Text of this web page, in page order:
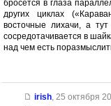
бросется в глаза
других циклах
восточные лихачи, а
сосредотачивается в
над чем есть
irish, 25 октября